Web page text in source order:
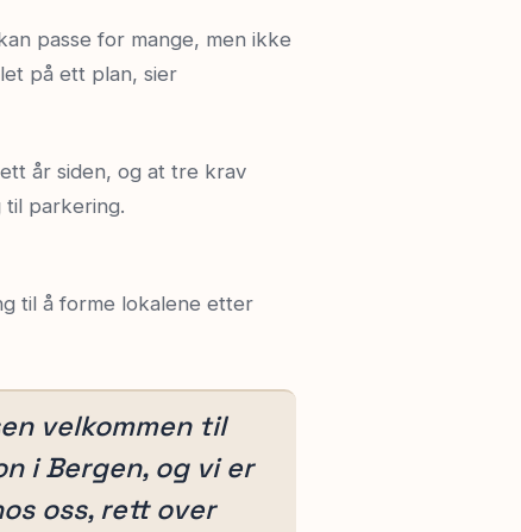
passe for mange, men ikke
på ett plan, sier
år siden, og at tre krav
til parkering.
til å forme lokalene etter
velkommen til
i Bergen, og vi er
oss, rett over